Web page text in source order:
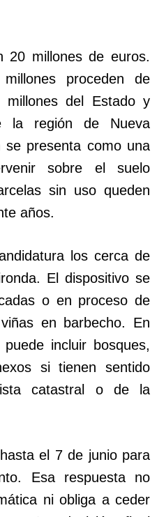
20 millones de euros.
proceden de
millones del Estado y
la región de Nueva
se presenta como una
sobre el suelo
sin uso queden
años.
los cerca de
El dispositivo se
o en proceso de
en barbecho. En
incluir bosques,
si tienen sentido
catastral o de la
el 7 de junio para
Esa respuesta no
ni obliga a ceder